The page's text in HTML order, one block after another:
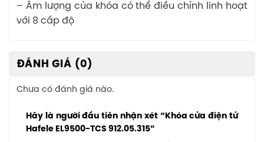
– Âm lượng của khóa có thể điều chỉnh linh hoạt
với 8 cấp độ
ĐÁNH GIÁ (0)
Chưa có đánh giá nào.
Hãy là người đầu tiên nhận xét “Khóa cửa điện tử
Hafele EL9500-TCS 912.05.315”